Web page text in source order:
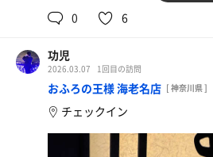
0 6
功児
2026.03.07 1回目の訪問
おふろの王様 海老名店 [ 神奈川県 ]
チェックイン